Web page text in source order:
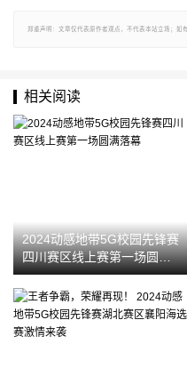
郑重声明：文章仅代表原作者观点，不代表本站立场；如
相关阅读
2024动感地带5G校园先锋赛
四川赛区线上赛第一场圆满
落幕‌